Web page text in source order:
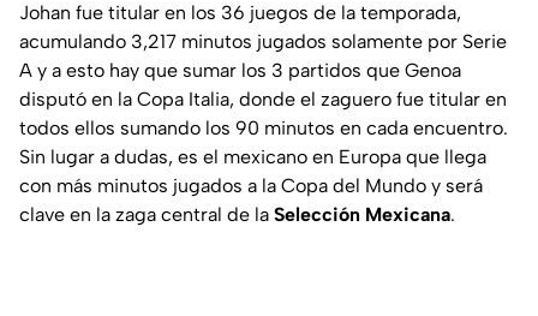
Johan fue titular en los 36 juegos de la temporada,
acumulando 3,217 minutos jugados solamente por Serie
A y a esto hay que sumar los 3 partidos que Genoa
disputó en la Copa Italia, donde el zaguero fue titular en
todos ellos sumando los 90 minutos en cada encuentro.
Sin lugar a dudas, es el mexicano en Europa que llega
con más minutos jugados a la Copa del Mundo y será
clave en la zaga central de la Selección Mexicana.